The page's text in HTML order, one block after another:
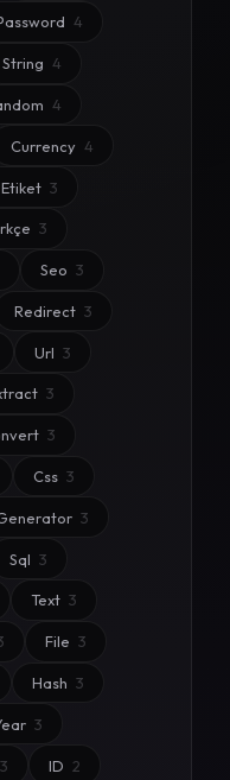
4
String 4
4
Currency 4
Etiket 3
3
Seo 3
Redirect 3
Url 3
3
3
Css 3
3
Sql 3
Text 3
File 3
Hash 3
3
3 ID 2